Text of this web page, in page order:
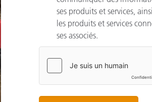
ses produits et services,
les produits et services
ses associés.